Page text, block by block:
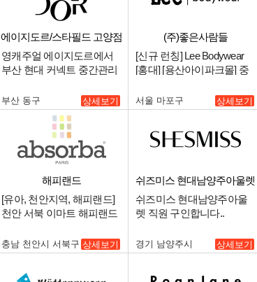
에이지도르/스타필드 고양점
영캐주얼 에이지도르에서
부산 현대 커넥트 중간관리
부산 동구 상세보기
(주)좋은사람들
[신규 런칭] Lee Bodywear
[홍대] [용산아이파크몰] 중
서울 마포구 상세보기
해피랜드
[유아, 천안지역, 해피랜드]
천안 서북 이마트 해피랜드
구인.
충남 천안시 서북구 상세보기
쉬즈미스 현대남양주아울렛
쉬즈미스 현대남양주아울
렛 직원 구인합니다..
경기 남양주시 상세보기